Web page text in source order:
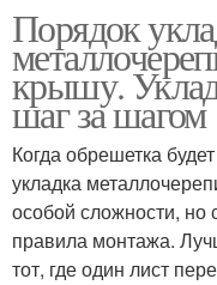
Порядок
крышу.
шаг за шагом
Когда обрешетка
укладка
особой сложности, но
правила монтажа.
тот, где один лист